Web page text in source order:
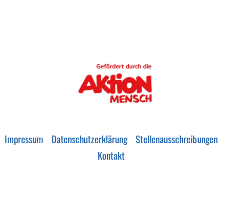
Impressum Datenschutzerklärung Stellenausschreibungen
Kontakt